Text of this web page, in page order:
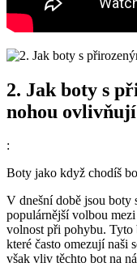
2. Jak boty ⁣s
nohou
:
Boty jako když⁢ chodíš
V dnešní době jsou boty
‌populárnější​ volbou
volnost při pohybu. ⁢Tyto
které často omezují naši
však vliv ‍těchto bot na